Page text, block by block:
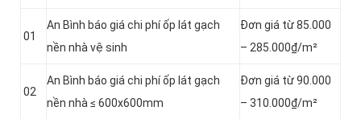
01
An Bình báo giá chi phí ốp lát gạch
nền nhà vệ sinh
Đơn giá từ 85.000
– 285.000₫/m²
02
An Bình báo giá chi phí ốp lát gạch
nền nhà ≤ 600x600mm
Đơn giá từ 90.000
– 310.000₫/m²